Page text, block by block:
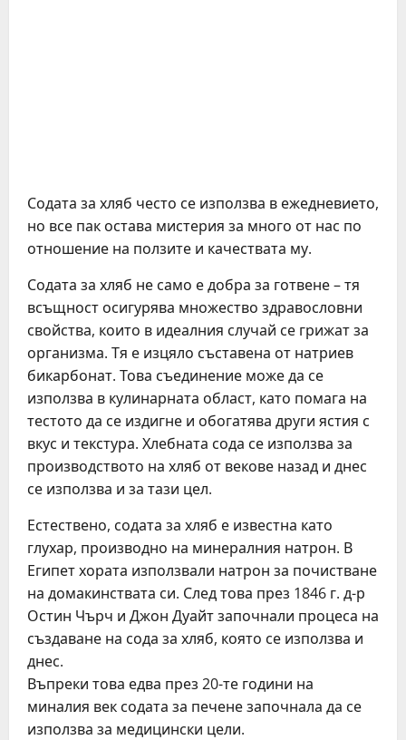
Содата за хляб често се използва в ежедневието,
но все пак остава мистерия за много от нас по
отношение на ползите и качествата му.
Содата за хляб не само е добра за готвене – тя
всъщност осигурява множество здравословни
свойства, които в идеалния случай се грижат за
организма. Тя е изцяло съставена от натриев
бикарбонат. Това съединение може да се
използва в кулинарната област, като помага на
тестото да се издигне и обогатява други ястия с
вкус и текстура. Хлебната сода се използва за
производството на хляб от векове назад и днес
се използва и за тази цел.
Естествено, содата за хляб е известна като
глухар, производно на минералния натрон. В
Египет хората използвали натрон за почистване
на домакинствата си. След това през 1846 г. д-р
Остин Чърч и Джон Дуайт започнали процеса на
създаване на сода за хляб, която се използва и
днес.
Въпреки това едва през 20-те години на
миналия век содата за печене започнала да се
използва за медицински цели.